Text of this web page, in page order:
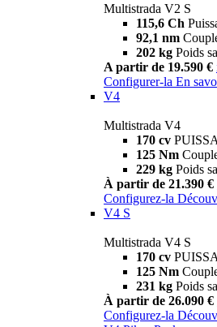
Multistrada V2 S
115,6 Ch
92,1 nm
202 kg Poids
A partir de 19.590 €
Configurer-la En
V4
Multistrada V4
170 cv
125 Nm
229 kg Poids
À partir de 21.390 €
Configurez-la
V4 S
Multistrada V4 S
170 cv
125 Nm
231 kg Poids
À partir de 26.090 €
Configurez-la